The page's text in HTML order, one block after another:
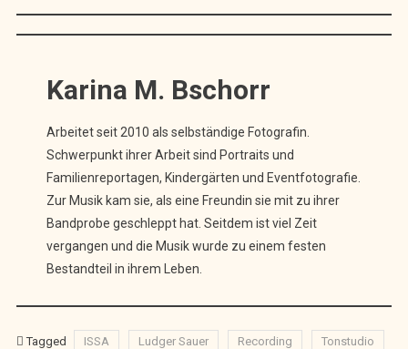
Karina M. Bschorr
Arbeitet seit 2010 als selbständige Fotografin.
Schwerpunkt ihrer Arbeit sind Portraits und
Familienreportagen, Kindergärten und Eventfotografie.
Zur Musik kam sie, als eine Freundin sie mit zu ihrer
Bandprobe geschleppt hat. Seitdem ist viel Zeit
vergangen und die Musik wurde zu einem festen
Bestandteil in ihrem Leben.
Tagged ISSA Ludger Sauer Recording
Tonstudio